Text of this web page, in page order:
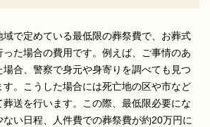
で定めている最低限の葬祭費で、お葬式
た場合の費用です。例えば、ご事情のあ
合、警察で身元や身寄りを調べても見つ
。こうした場合には死亡地の区や市など
送を行います。この際、最低限必要にな
い日程、人件費での葬祭費が約20万円に